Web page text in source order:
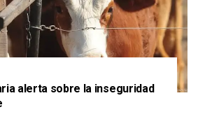
alerta sobre la inseguridad